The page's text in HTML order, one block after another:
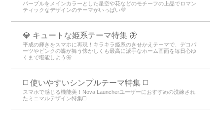
パープルをメインカラーとした星空や花などのモチーフの上品でロマン
ティックなデザインのテーマがいっぱい💜
💎 キュートな姫系テーマ特集 🦋
平成の輝きをスマホに再現！キラキラ姫系のきせかえテーマで、デコパ
ーツやピンクの蝶が舞う懐かしくも最高に派手なホーム画面を毎日心ゆ
くまで堪能しよう🦋
◻️ 使いやすいシンプルテーマ特集 ◻️
スマホで感じる機能美！Nova Launcherユーザーにおすすめの洗練され
たミニマルデザイン特集◻️